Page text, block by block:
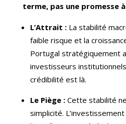
terme, pas une promesse
L’Attrait :La stabilité
faible risque et la
Portugal stratégiquement
investisseurs
crédibilité est là.
Le Piège :Cette stabilité
simplicité.